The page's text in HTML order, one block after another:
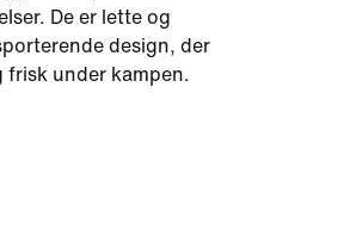
De er lette og
design, der
under kampen.